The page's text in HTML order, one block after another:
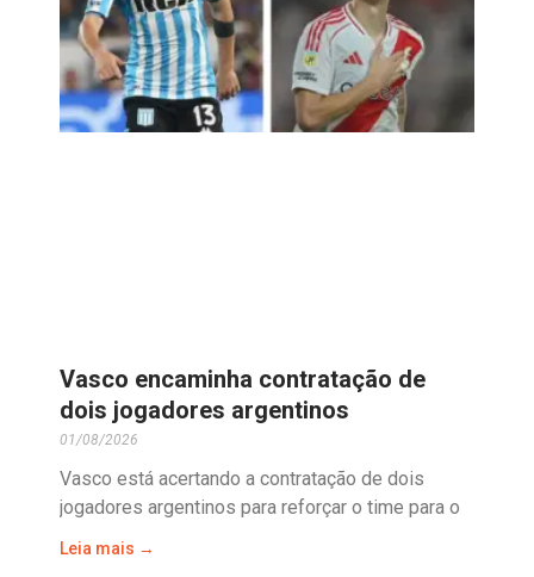
Vasco encaminha contratação de
dois jogadores argentinos
01/08/2026
Vasco está acertando a contratação de dois
jogadores argentinos para reforçar o time para o
Leia mais →